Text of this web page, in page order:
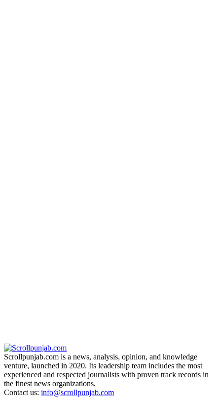
Scrollpunjab.com is a news, analysis, opinion, and knowledge
venture, launched in 2020. Its leadership team includes the most
experienced and respected journalists with proven track records in
the finest news organizations.
Contact us: info@scrollpunjab.com